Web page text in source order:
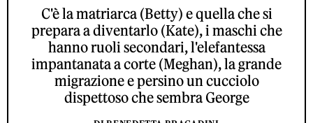
C'è la matriarca (Betty) e quella che si
prepara a diventarlo (Kate), i maschi che
hanno ruoli secondari, l'elefantessa
impantanata a corte (Meghan), la grande
migrazione e persino un cucciolo
dispettoso che sembra George